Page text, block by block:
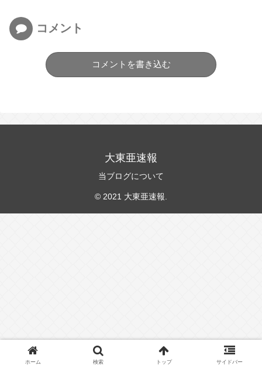
コメント
コメントを書き込む
大東亜速報
当ブログについて
© 2021 大東亜速報.
ホーム 検索 トップ サイドバー